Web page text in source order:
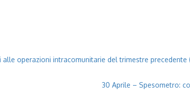
operazioni intracomunitarie del trimestre precedente
30 Aprile – Spesometro: